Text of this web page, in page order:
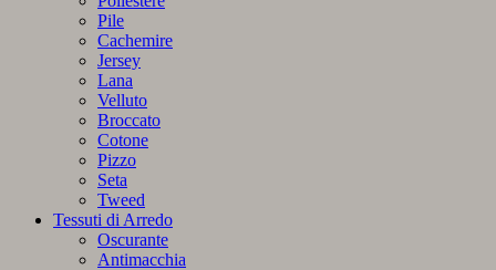
Pile
Cachemire
Jersey
Lana
Velluto
Broccato
Cotone
Pizzo
Seta
Tweed
Tessuti di Arredo
Oscurante
Antimacchia